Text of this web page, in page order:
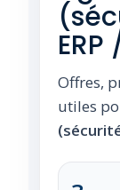
Offres,
utiles